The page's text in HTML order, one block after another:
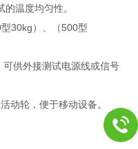
温度均匀性。
30kg）、（500型
供外接测试电源线或信号
动轮，便于移动设备。